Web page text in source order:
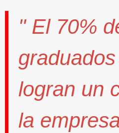
" El 70%
logran un
la